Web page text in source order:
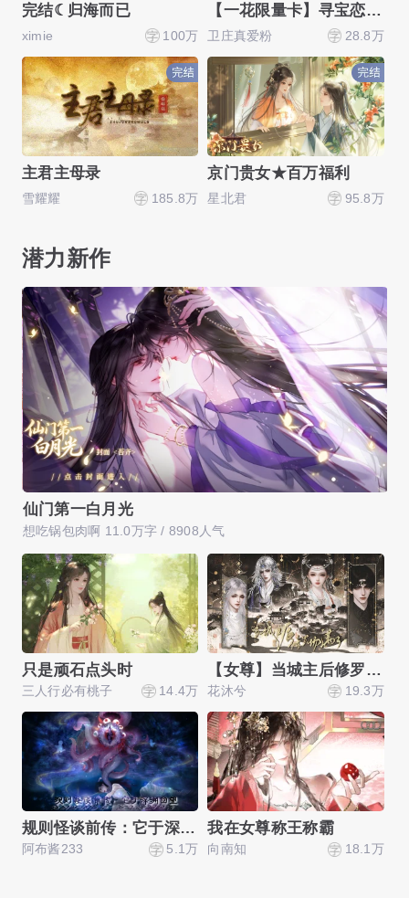
完结☾归海而已
ximie 100万
主君主母录
雪耀耀 185.8万
【一花限量卡】寻宝恋爱进行时
卫庄真爱粉 28.8万
京门贵女★百万福利
星北君 95.8万
潜力新作
青玉案Ⅱ·入局
流云天际 12.5万字 / 2031人气
只是顽石点头时
三人行必有桃子 14.4万
规则怪谈前传：它于深渊回望
阿布酱233 5.1万
【女尊】当城主后修罗场满了
花沐兮 19.3万
我在女尊称王称霸
向南知 18.1万